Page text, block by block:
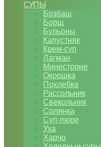
СУПЫ
Бозбаш
Борщ
Бульоны
Капустняк
Крем-суп
Лагман
Минестроне
Окрошка
Похлебка
Рассольник
Свекольник
Солянка
Суп-пюре
Уха
Харчо